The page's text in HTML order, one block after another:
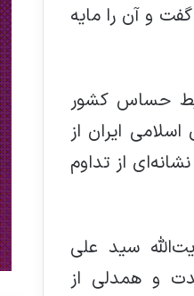
و آن را مایه
حساس کشور
ایران از
از تداوم
سید علی
و همدلی از